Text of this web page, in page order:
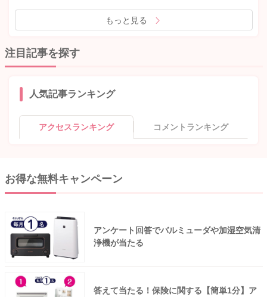
もっと見る
注目記事を探す
人気記事ランキング
アクセスランキング コメントランキング
お得な無料キャンペーン
アンケート回答でバルミューダや加湿空気清
浄機が当たる
答えて当たる！保険に関する【簡単1分】ア